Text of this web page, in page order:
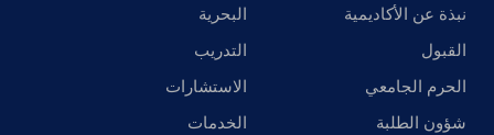
نبذة عن الأكاديمية
البحرية
القبول
التدريب
الحرم الجامعي
الاستشارات
شؤون الطلبة
الخدمات